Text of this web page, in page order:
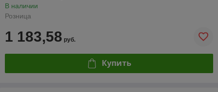
В наличии
Розница
1 183,58 руб.
Купить